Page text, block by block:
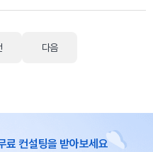
다음
료 컨설팅을 받아보세요